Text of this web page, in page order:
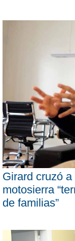
Girard cruzó
motosierra
de familias”